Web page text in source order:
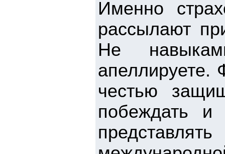
Именно
рассылают
Не
апеллируете.
честью
побеждать и